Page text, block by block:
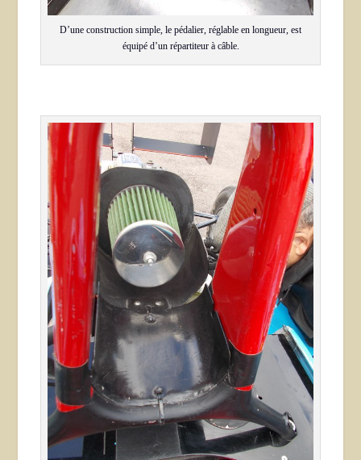
D’une construction simple, le pédalier, réglable en longueur, est
équipé d’un répartiteur à câble.